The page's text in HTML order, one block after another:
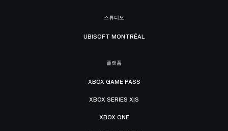
스튜디오
UBISOFT MONTRÉAL
플랫폼
XBOX GAME PASS
XBOX SERIES X|S
XBOX ONE